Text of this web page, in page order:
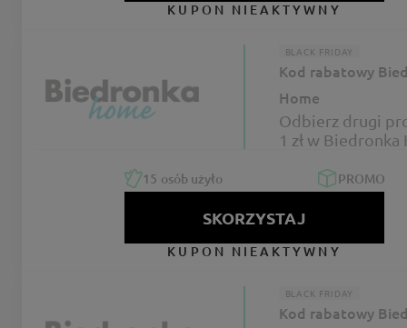
KUPON NIEAKTYWNY
BLACK FRIDAY
Kod rabatowy
Home
Odbierz drugi
1 zł w Biedronka
15 osób użyło PROMO
SKORZYSTAJ
KUPON NIEAKTYWNY
BLACK FRIDAY
Kod rabatowy